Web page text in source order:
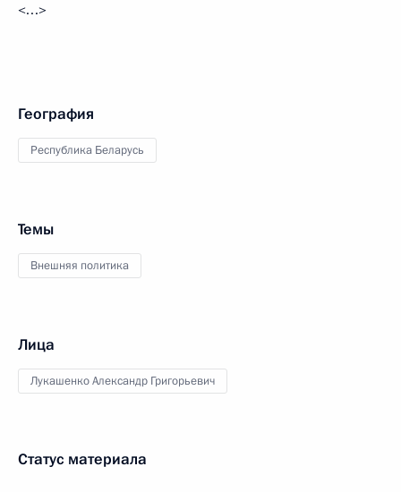
<…>
География
Республика Беларусь
Темы
Внешняя политика
Лица
Лукашенко Александр Григорьевич
Статус материала